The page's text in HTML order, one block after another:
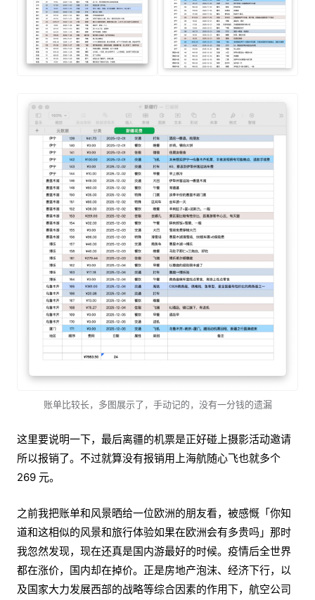
账单比较长，多图展示了，手动记的，没有一分钱的遗漏
这里要说明一下，最后离疆的机票是正好碰上摄影活动邀请
所以报销了。不过就算没有报销用上海航随心飞也就多个
269 元。
之前我把账单和风景晒给一位欧洲的朋友看，被感慨「你知
道和这相似的风景和旅行体验如果在欧洲会有多贵吗」那时
我忽然发现，现在还真是国内游最好的时候。疫情后全世界
都在涨价，国内却在掉价。正是房地产泡沫、经济下行，以
及国家大力发展西部的战略等综合因素的作用下，航空公司